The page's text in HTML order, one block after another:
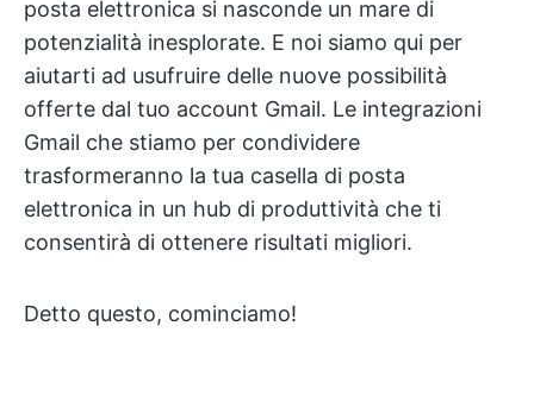
posta elettronica si nasconde un mare di
potenzialità inesplorate. E noi siamo qui per
aiutarti ad usufruire delle nuove possibilità
offerte dal tuo account Gmail. Le integrazioni
Gmail che stiamo per condividere
trasformeranno la tua casella di posta
elettronica in un hub di produttività che ti
consentirà di ottenere risultati migliori.
Detto questo, cominciamo!